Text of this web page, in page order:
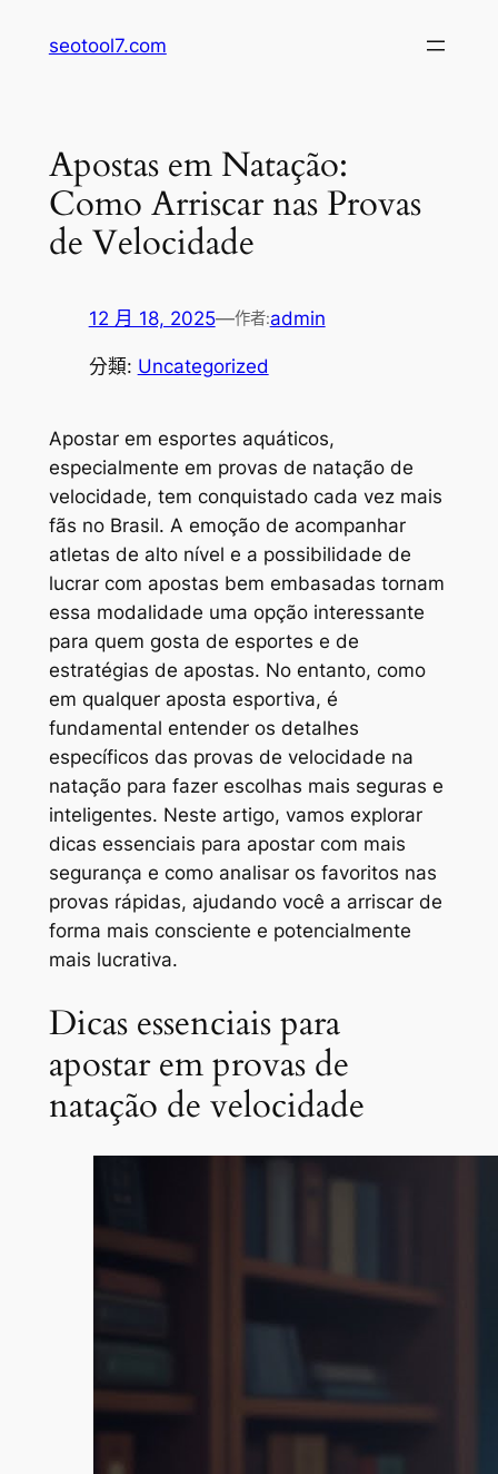
seotool7.com
Apostas em Natação:
Como Arriscar nas Provas
de Velocidade
12 月 18, 2025—作者:admin
分類: Uncategorized
Apostar em esportes aquáticos,
especialmente em provas de natação de
velocidade, tem conquistado cada vez mais
fãs no Brasil. A emoção de acompanhar
atletas de alto nível e a possibilidade de
lucrar com apostas bem embasadas tornam
essa modalidade uma opção interessante
para quem gosta de esportes e de
estratégias de apostas. No entanto, como
em qualquer aposta esportiva, é
fundamental entender os detalhes
específicos das provas de velocidade na
natação para fazer escolhas mais seguras e
inteligentes. Neste artigo, vamos explorar
dicas essenciais para apostar com mais
segurança e como analisar os favoritos nas
provas rápidas, ajudando você a arriscar de
forma mais consciente e potencialmente
mais lucrativa.
Dicas essenciais para
apostar em provas de
natação de velocidade